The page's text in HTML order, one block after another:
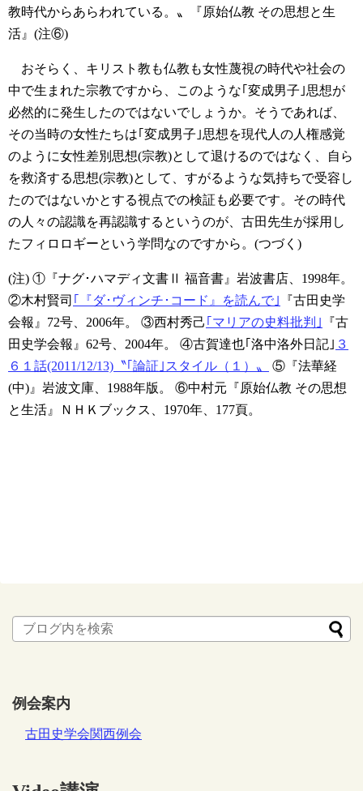
教時代からあらわれている。〟『原始仏教 その思想と生
活』(注⑥)
おそらく、キリスト教も仏教も女性蔑視の時代や社会の
中で生まれた宗教ですから、このような｢変成男子｣思想が
必然的に発生したのではないでしょうか。そうであれば、
その当時の女性たちは｢変成男子｣思想を現代人の人権感覚
のように女性差別思想(宗教)として退けるのではなく、自ら
を救済する思想(宗教)として、すがるような気持ちで受容し
たのではないかとする視点での検証も必要です。その時代
の人々の認識を再認識するというのが、古田先生が採用し
たフィロロギーという学問なのですから。(つづく)
(注) ①『ナグ･ハマディ文書Ⅱ 福音書』岩波書店、1998年。
②木村賢司 ｢『ダ･ヴィンチ･コード』を読んで｣
『古田史学
会報』72号、2006年。
③西村秀己 ｢マリアの史料批判｣
『古
田史学会報』62号、2004年。
④古賀達也｢洛中洛外日記｣ ３
６１話(2011/12/13)〝｢論証｣スタイル（１）〟
⑤『法華経
(中)』岩波文庫、1988年版。
⑥中村元『原始仏教 その思想
と生活』ＮＨＫブックス、1970年、177頁。
例会案内
古田史学会関西例会